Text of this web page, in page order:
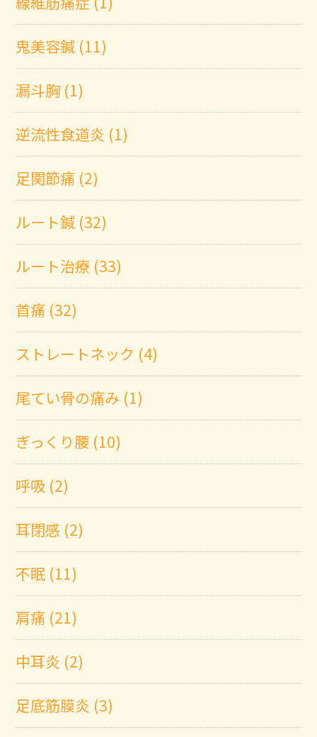
鬼美容鍼 (11)
漏斗胸 (1)
逆流性食道炎 (1)
足関節痛 (2)
ルート鍼 (32)
ルート治療 (33)
首痛 (32)
ストレートネック (4)
尾てい骨の痛み (1)
ぎっくり腰 (10)
呼吸 (2)
耳閉感 (2)
不眠 (11)
肩痛 (21)
中耳炎 (2)
足底筋膜炎 (3)